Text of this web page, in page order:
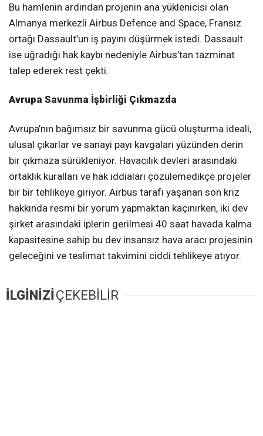
Bu hamlenin ardından projenin ana yüklenicisi olan
Almanya merkezli Airbus Defence and Space, Fransız
ortağı Dassault’un iş payını düşürmek istedi. Dassault
ise uğradığı hak kaybı nedeniyle Airbus’tan tazminat
talep ederek rest çekti.
Avrupa Savunma İşbirliği Çıkmazda
Avrupa’nın bağımsız bir savunma gücü oluşturma ideali,
ulusal çıkarlar ve sanayi payı kavgaları yüzünden derin
bir çıkmaza sürükleniyor. Havacılık devleri arasındaki
ortaklık kuralları ve hak iddiaları çözülemedikçe projeler
bir bir tehlikeye giriyor. Airbus tarafı yaşanan son kriz
hakkında resmi bir yorum yapmaktan kaçınırken, iki dev
şirket arasındaki iplerin gerilmesi 40 saat havada kalma
kapasitesine sahip bu dev insansız hava aracı projesinin
geleceğini ve teslimat takvimini ciddi tehlikeye atıyor.
İLGİNİZİÇEKEBİLİR